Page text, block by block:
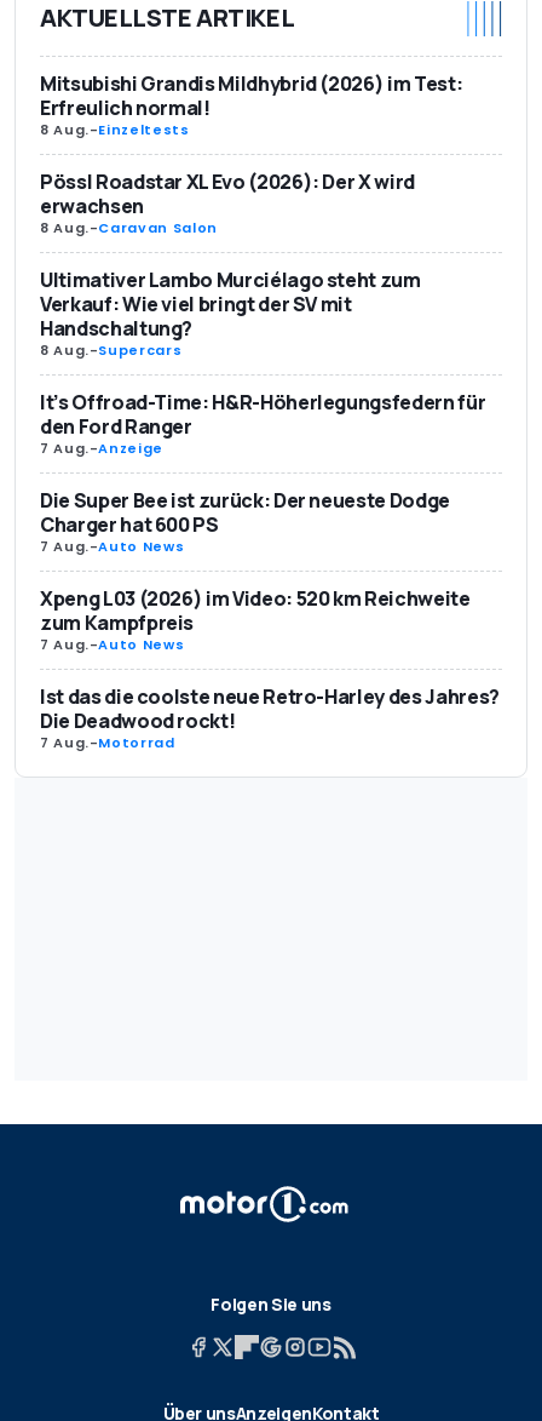
AKTUELLSTE ARTIKEL
Mitsubishi Grandis Mildhybrid (2026) im Test:
Erfreulich normal!
8 Aug.-Einzeltests
Pössl Roadstar XL Evo (2026): Der X wird
erwachsen
8 Aug.-Caravan Salon
Ultimativer Lambo Murciélago steht zum
Verkauf: Wie viel bringt der SV mit
Handschaltung?
8 Aug.-Supercars
It’s Offroad-Time: H&R-Höherlegungsfedern für
den Ford Ranger
7 Aug.-Anzeige
Die Super Bee ist zurück: Der neueste Dodge
Charger hat 600 PS
7 Aug.-Auto News
Xpeng L03 (2026) im Video: 520 km Reichweite
zum Kampfpreis
7 Aug.-Auto News
Ist das die coolste neue Retro-Harley des Jahres?
Die Deadwood rockt!
7 Aug.-Motorrad
Folgen Sie uns
Über unsAnzeigenKontakt